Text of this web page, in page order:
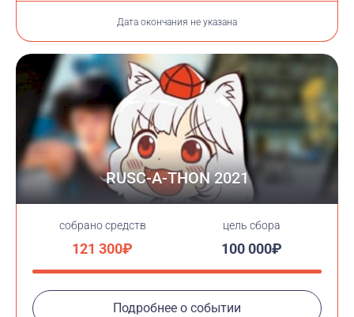
Дата окончания не указана
RUSC-A-THON 2021
cобрано средств
121 300₽
цель сбора
100 000₽
Подробнее о событии